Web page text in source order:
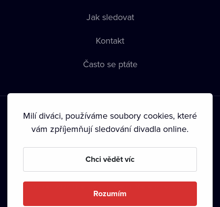
Jak sledovat
Kontakt
Často se ptáte
Podmínky používání • Ochrana soukromí • Zásady používání
• Autorská práva•
Milí diváci, používáme soubory cookies, které
vám zpříjemňují sledování divadla online.
Chci vědět víc
Rozumím